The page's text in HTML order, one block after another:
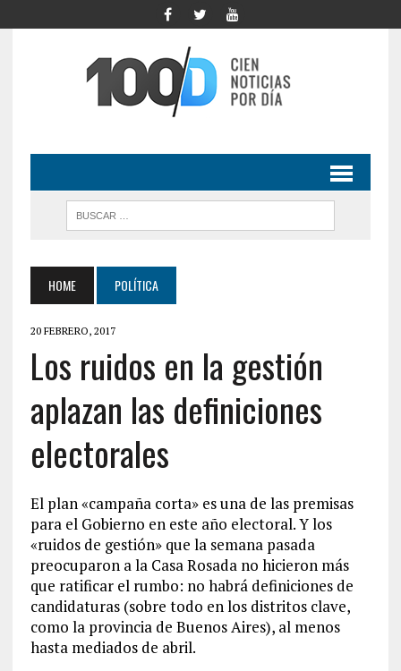
HOME POLÍTICA
20 FEBRERO, 2017
Los ruidos en la gestión
aplazan las definiciones
electorales
El plan «campaña corta» es una de las premisas
para el Gobierno en este año electoral. Y los
«ruidos de gestión» que la semana pasada
preocuparon a la Casa Rosada no hicieron más
que ratificar el rumbo: no habrá definiciones de
candidaturas (sobre todo en los distritos clave,
como la provincia de Buenos Aires), al menos
hasta mediados de abril.